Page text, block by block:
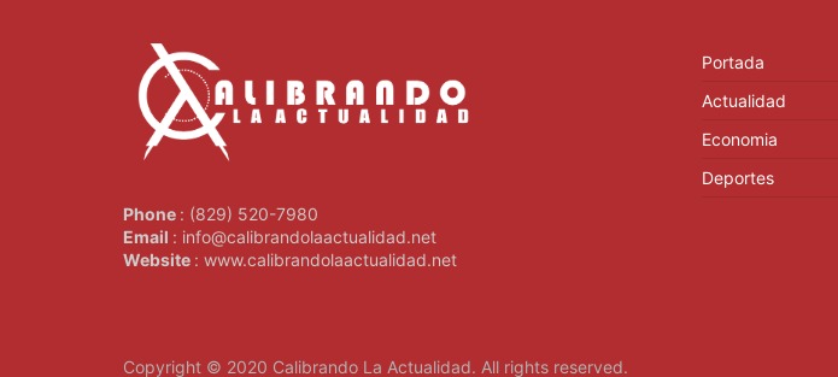
Phone : (829) 520-7980
Email : info@calibrandolaactualidad.net
Website : www.calibrandolaactualidad.net
Portada
Actualidad
Economia
Deportes
Copyright © 2020 Calibrando La Actualidad. All rights reserved.